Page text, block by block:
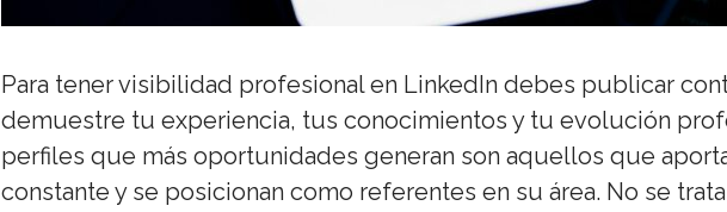
Para tener visibilidad profesional en LinkedIn debes publicar
demuestre tu experiencia, tus conocimientos y tu evolución
perfiles que más oportunidades generan son aquellos que
constante y se posicionan como referentes en su área. No se